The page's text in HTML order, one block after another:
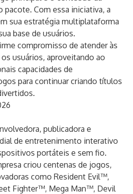
pacote. Com essa iniciativa, a
sua estratégia multiplataforma
base de usuários.
compromisso de atender às
usuários, aproveitando ao
capacidades de
para continuar criando títulos
publicadora e
de entretenimento interativo
portáteis e sem fio.
criou centenas de jogos,
como Resident Evil™,
Fighter™, Mega Man™, Devil